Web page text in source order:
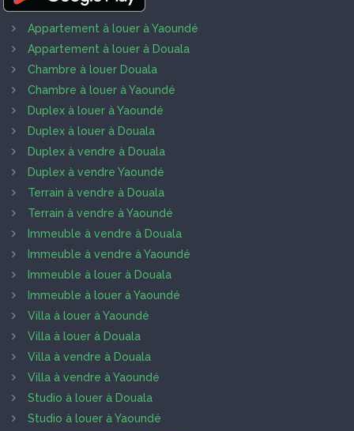
Appartement à louer à Yaoundé
Appartement à louer à Douala
Chambre à louer Douala
Chambre à louer à Yaoundé
Duplex à louer à Yaoundé
Duplex à louer à Douala
Duplex à vendre à Douala
Duplex à vendre Yaoundé
Terrain à vendre à Douala
Terrain à vendre à Yaoundé
Immeuble à vendre à Douala
Immeuble à vendre à Yaoundé
Immeuble à louer à Douala
Immeuble à louer à Yaoundé
Villa à louer à Yaoundé
Villa à louer à Douala
Villa à vendre à Douala
Villa à vendre à Yaoundé
Studio à louer à Douala
Studio à louer à Yaoundé